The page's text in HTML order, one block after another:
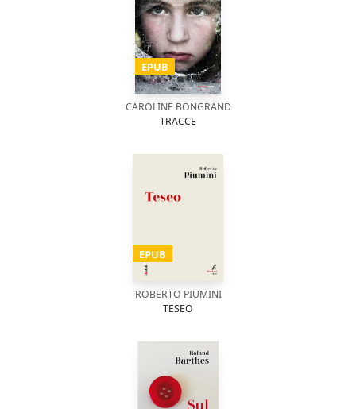
EPUB
CAROLINE BONGRAND
TRACCE
EPUB
ROBERTO PIUMINI
TESEO